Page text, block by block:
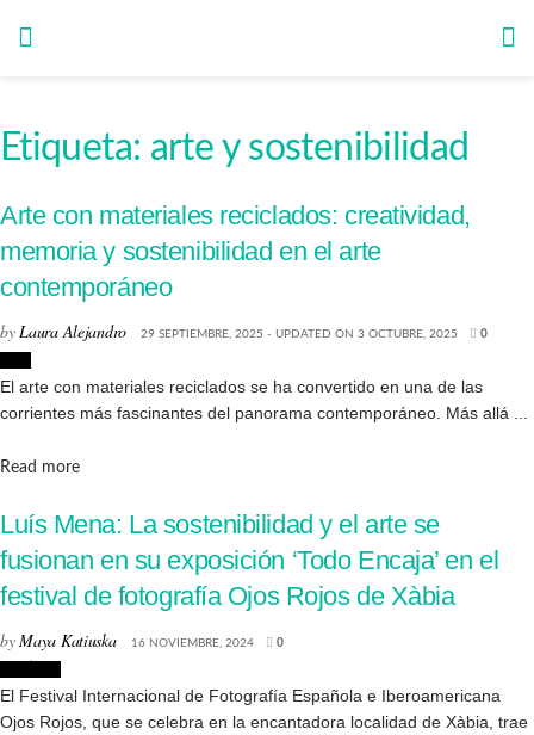
Etiqueta: arte y sostenibilidad
Arte con materiales reciclados: creatividad,
memoria y sostenibilidad en el arte
contemporáneo
byLaura Alejandro 29 SEPTIEMBRE, 2025 - UPDATED ON 3 OCTUBRE, 2025 0
El arte con materiales reciclados se ha convertido en una de las
corrientes más fascinantes del panorama contemporáneo. Más allá ...
Read moreDetails
Luís Mena: La sostenibilidad y el arte se
fusionan en su exposición ‘Todo Encaja’ en el
festival de fotografía Ojos Rojos de Xàbia
byMaya Katiuska 16 NOVIEMBRE, 2024 0
El Festival Internacional de Fotografía Española e Iberoamericana
Ojos Rojos, que se celebra en la encantadora localidad de Xàbia, trae